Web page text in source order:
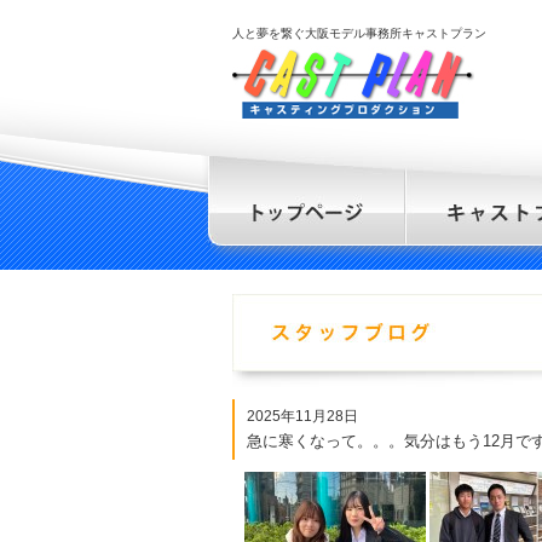
人と夢を繋ぐ大阪モデル事務所キャストプラン
2025年11月28日
急に寒くなって。。。気分はもう12月で